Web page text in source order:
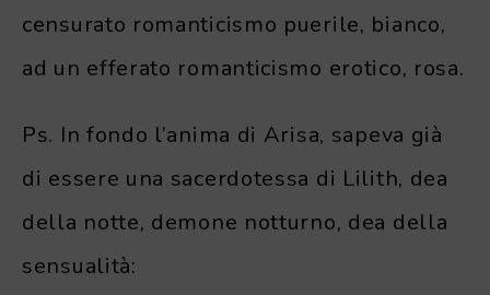
censurato romanticismo puerile, bianco,
ad un efferato romanticismo erotico, rosa.
Ps. In fondo l’anima di Arisa, sapeva già
di essere una sacerdotessa di Lilith, dea
della notte, demone notturno, dea della
sensualità: